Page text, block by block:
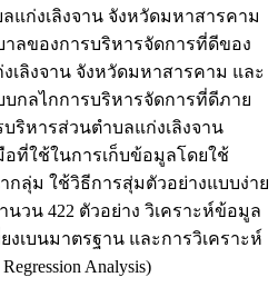
แก่งเลิงจาน จังหวัดมหาสารคาม
ลของการบริหารจัดการที่ดีของ
เลิงจาน จังหวัดมหาสารคาม และ
กลไกการบริหารจัดการที่ดีภาย
ริหารส่วนตำบลแก่งเลิงจาน
ที่ใช้ในการเก็บข้อมูลโดยใช้
ลุ่ม ใช้วิธีการสุ่มตัวอย่างแบบง่าย
ำนวน 422 ตัวอย่าง วิเคราะห์ข้อมูล
งเบนมาตรฐาน และการวิเคราะห์
Analysis)